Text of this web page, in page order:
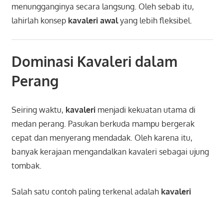
menungganginya secara langsung. Oleh sebab itu,
lahirlah konsep kavaleri awalyang lebih fleksibel.
Dominasi Kavaleri dalam
Perang
Seiring waktu, kavalerimenjadi kekuatan utama di
medan perang. Pasukan berkuda mampu bergerak
cepat dan menyerang mendadak. Oleh karena itu,
banyak kerajaan mengandalkan kavaleri sebagai ujung
tombak.
Salah satu contoh paling terkenal adalah kavaleri